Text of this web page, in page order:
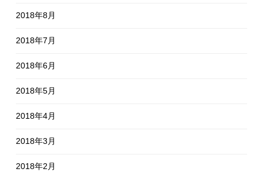
2018年8月
2018年7月
2018年6月
2018年5月
2018年4月
2018年3月
2018年2月